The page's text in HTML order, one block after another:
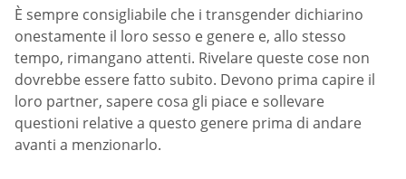
È sempre consigliabile che i transgender dichiarino
onestamente il loro sesso e genere e, allo stesso
tempo, rimangano attenti. Rivelare queste cose non
dovrebbe essere fatto subito. Devono prima capire il
loro partner, sapere cosa gli piace e sollevare
questioni relative a questo genere prima di andare
avanti a menzionarlo.